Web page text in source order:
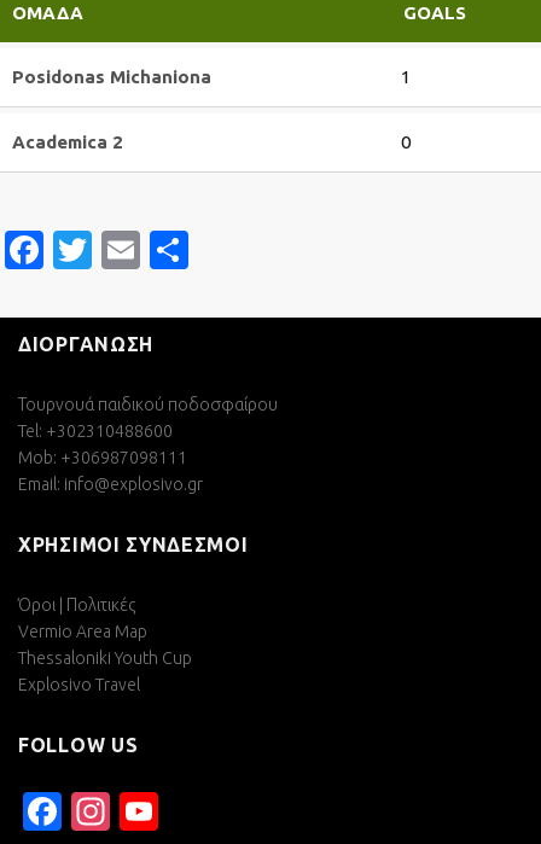
ΟΜΆΔΑ GOALS
Posidonas Michaniona 1
Academica 2 0
Facebook
Twitter
Email
ΔΙΟΡΓΑΝΩΣΗ
Τουρνουά παιδικού ποδοσφαίρου
Tel: +302310488600
Mob: +306987098111
Email: info@explosivo.gr
ΧΡΗΣΙΜΟΙ ΣΥΝΔΕΣΜΟΙ
Όροι | Πολιτικές
Vermio Area Map
Thessaloniki Youth Cup
Explosivo Travel
FOLLOW US
Facebook
Instagram